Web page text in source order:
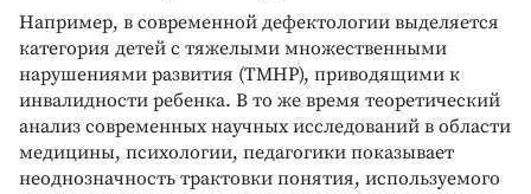
Например, в современной дефектологии выделяется
категория детей с тяжелыми множественными
нарушениями развития (ТМНР), приводящими к
инвалидности ребенка. В то же время теоретический
анализ современных научных исследований в области
медицины, психологии, педагогики показывает
неоднозначность трактовки понятия, используемого